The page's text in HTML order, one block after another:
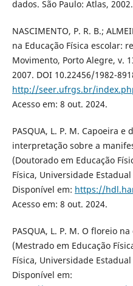
dados. São Paulo: Atlas, 2002.
NASCIMENTO, P. R. B.;
na Educação Física escolar:
Movimento, Porto Alegre, v.
2007. DOI 10.22456/1982-
http://seer.ufrgs.br/
Acesso em: 8 out. 2024.
PASQUA, L. P. M. Capoeira
interpretação sobre a
(Doutorado em Educação
Física, Universidade
Disponível em: https://
Acesso em: 8 out. 2024.
PASQUA, L. P. M. O floreio
(Mestrado em Educação
Física, Universidade
Disponível em: